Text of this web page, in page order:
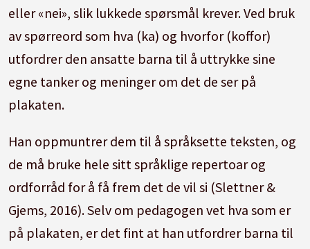
eller «nei», slik lukkede spørsmål krever. Ved bruk
av spørreord som hva (ka) og hvorfor (koffor)
utfordrer den ansatte barna til å uttrykke sine
egne tanker og meninger om det de ser på
plakaten.
Han oppmuntrer dem til å språksette teksten, og
de må bruke hele sitt språklige repertoar og
ordforråd for å få frem det de vil si (Slettner &
Gjems, 2016). Selv om pedagogen vet hva som er
på plakaten, er det fint at han utfordrer barna til